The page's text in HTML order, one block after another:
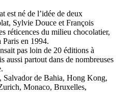
est né de l’idée de deux
Sylvie Douce et François
réticences du milieu chocolatier,
Paris en 1994.
pas loin de 20 éditions à
aussi partout dans de nombreuses
Salvador de Bahia, Hong Kong,
Monaco, Bruxelles,